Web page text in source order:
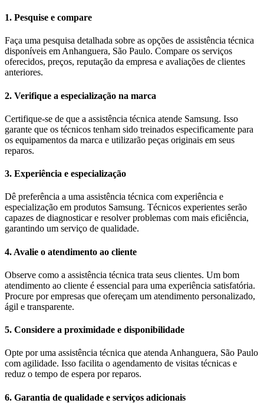
1. Pesquise e compare
Faça uma pesquisa detalhada sobre as opções de assistência técnica
disponíveis em Anhanguera, São Paulo. Compare os serviços
oferecidos, preços, reputação da empresa e avaliações de clientes
anteriores.
2. Verifique a especialização na marca
Certifique-se de que a assistência técnica atende Samsung. Isso
garante que os técnicos tenham sido treinados especificamente para
os equipamentos da marca e utilizarão peças originais em seus
reparos.
3. Experiência e especialização
Dê preferência a uma assistência técnica com experiência e
especialização em produtos Samsung. Técnicos experientes serão
capazes de diagnosticar e resolver problemas com mais eficiência,
garantindo um serviço de qualidade.
4. Avalie o atendimento ao cliente
Observe como a assistência técnica trata seus clientes. Um bom
atendimento ao cliente é essencial para uma experiência satisfatória.
Procure por empresas que ofereçam um atendimento personalizado,
ágil e transparente.
5. Considere a proximidade e disponibilidade
Opte por uma assistência técnica que atenda Anhanguera, São Paulo
com agilidade. Isso facilita o agendamento de visitas técnicas e
reduz o tempo de espera por reparos.
6. Garantia de qualidade e serviços adicionais